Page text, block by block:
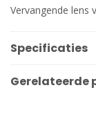
Vervangende lens
Specificaties
Gerelateerde